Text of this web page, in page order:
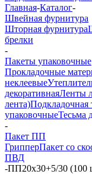
Главная-Каталог-
Швейная фурнитура
Шторная фурнитура
брелки
-
Пакеты упаковочные
Прокладочные
неклеевые
декоративнаяЛенты
лента)Подкладочная
упаковочныеТесьма
-
Пакет ПП
ГрипперПакет со
ПВД
-ПП20x30+5/30 (100